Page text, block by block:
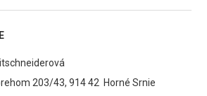
203/43, 914 42 Horné Srnie